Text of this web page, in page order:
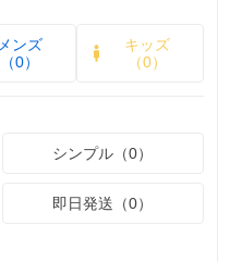
メンズ
（0）
キッズ
（0）
シンプル（0）
即日発送（0）